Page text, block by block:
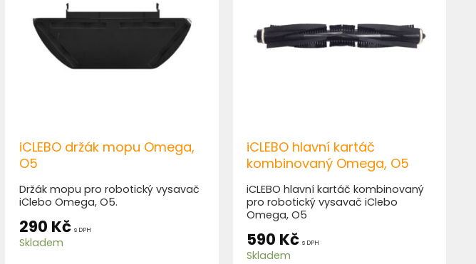
iCLEBO držák mopu Omega,
O5
Držák mopu pro robotický vysavač
iClebo Omega, O5.
290 Kč s DPH
Skladem
iCLEBO hlavní kartáč
kombinovaný Omega, O5
iCLEBO hlavní kartáč kombinovaný
pro robotický vysavač iClebo
Omega, O5
590 Kč s DPH
Skladem